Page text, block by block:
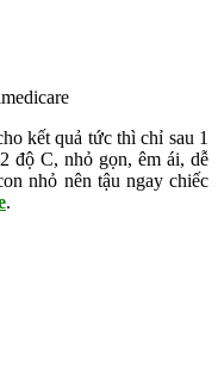
kết quả tức thì chỉ sau 1
độ C, nhỏ gọn, êm ái, dễ
nhỏ nên tậu ngay chiếc
.